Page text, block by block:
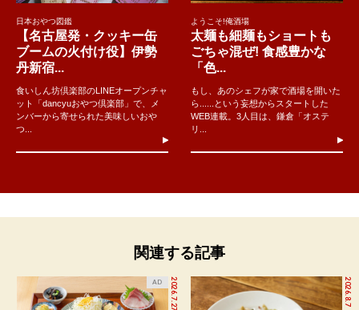
日本おやつ図鑑
【名古屋発・クッキー缶
ブームの火付け役】伊勢
丹新宿...
食いしん坊倶楽部のLINEオープンチャ
ット「dancyuおやつ倶楽部」で、メ
ンバーから寄せられた美味しいおや
つ...
ようこそ!俺酒場
太麺も細麺もショートも
ごちゃ混ぜ! 食感豊かな
「色...
もし、あのシェフが家で酒場を開いた
ら......という妄想からスタートした
WEB連載。3人目は、鎌倉「オステ
リ...
関連する記事
2026.7.27
AD 2026.8.7